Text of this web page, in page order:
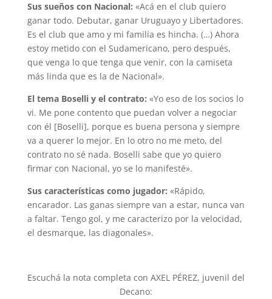
Sus sueños con Nacional: «Acá en el club quiero
ganar todo. Debutar, ganar Uruguayo y Libertadores.
Es el club que amo y mi familia es hincha. (…) Ahora
estoy metido con el Sudamericano, pero después,
que venga lo que tenga que venir, con la camiseta
más linda que es la de Nacional».
El tema Boselli y el contrato: «Yo eso de los socios lo
vi. Me pone contento que puedan volver a negociar
con él [Boselli], porque es buena persona y siempre
va a querer lo mejor. En lo otro no me meto, del
contrato no sé nada. Boselli sabe que yo quiero
firmar con Nacional, yo se lo manifesté».
Sus características como jugador: «Rápido,
encarador. Las ganas siempre van a estar, nunca van
a faltar. Tengo gol, y me caracterizo por la velocidad,
el desmarque, las diagonales».
Escuchá la nota completa con AXEL PÉREZ, juvenil del
Decano: